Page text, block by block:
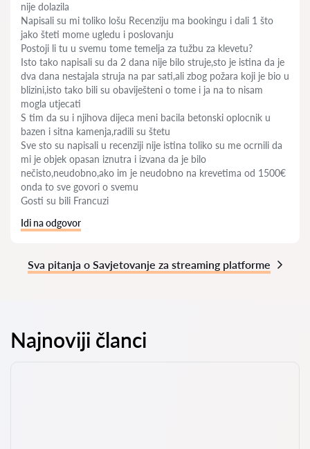
nije dolazila
Napisali su mi toliko lošu Recenziju ma bookingu i dali 1 što
jako šteti mome ugledu i poslovanju
Postoji li tu u svemu tome temelja za tužbu za klevetu?
Isto tako napisali su da 2 dana nije bilo struje,sto je istina da je
dva dana nestajala struja na par sati,ali zbog požara koji je bio u
blizini,isto tako bili su obaviješteni o tome i ja na to nisam
mogla utjecati
S tim da su i njihova dijeca meni bacila betonski oplocnik u
bazen i sitna kamenja,radili su štetu
Sve sto su napisali u recenziji nije istina toliko su me ocrnili da
mi je objek opasan iznutra i izvana da je bilo
nečisto,neudobno,ako im je neudobno na krevetima od 1500€
onda to sve govori o svemu
Gosti su bili Francuzi
Idi na odgovor
Sva pitanja o Savjetovanje za streaming platforme
Najnoviji članci